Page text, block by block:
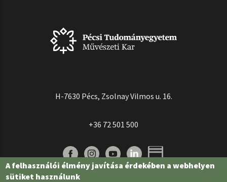
H-7630 Pécs, Zsolnay Vilmos u. 16.
+36 72 501 500
A felhasználói élmény javítása érdekében a webhelyen
sütiket használunk